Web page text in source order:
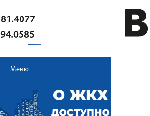
81.4077
94.0585
Меню